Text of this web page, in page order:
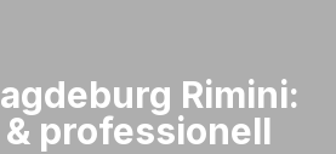
Rimini:
professionell​